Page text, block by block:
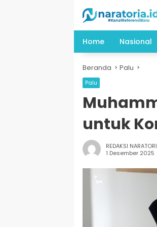
Home Nasional
Beranda Palu
Palu
untuk
REDAKSI
1 Desember 2025